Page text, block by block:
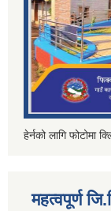
हेर्नको लागि फोटोमा
महत्वपूर्ण